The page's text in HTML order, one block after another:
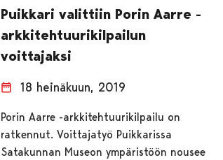
Puikkari valittiin Porin Aarre -
arkkitehtuurikilpailun
voittajaksi
18 heinäkuun, 2019
Porin Aarre -arkkitehtuurikilpailu on
ratkennut. Voittajatyö Puikkarissa
Satakunnan Museon ympäristöön nousee